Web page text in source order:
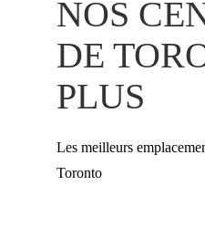
NOS
DE
PLUS
Les meilleurs
Toronto